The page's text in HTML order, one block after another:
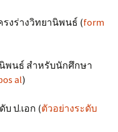
งร่างวิทยานิพนธ์ (form
พนธ์ สำหรับนักศึกษา
al)
ป.เอก (ตัวอย่างระดับ